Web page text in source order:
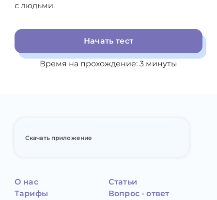
с людьми.
Начать тест
Время на прохождение: 3 минуты
Скачать приложение
О нас
Тарифы
Статьи
Вопрос - ответ